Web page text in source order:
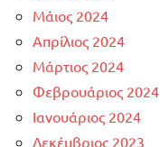
Μάιος 2024
Απρίλιος 2024
Μάρτιος 2024
Φεβρουάριος 2024
Ιανουάριος 2024
Δεκέμβριος 2023